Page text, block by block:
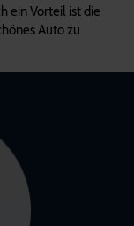
ein Vorteil ist die
Auto zu